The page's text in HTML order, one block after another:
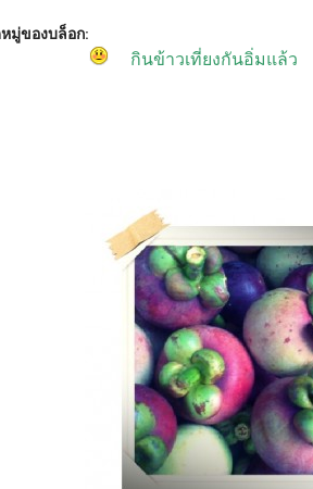
มู่ของบล็อก:
กินข้าวเที่ยงกันอิ่มแล้ว